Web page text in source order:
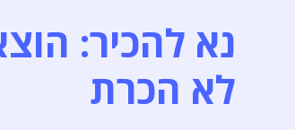
נא להכיר:
לא הכרת